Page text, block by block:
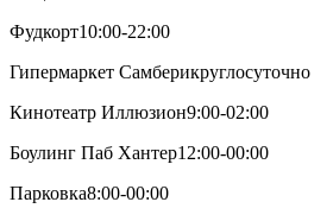
Фудкорт10:00-22:00
Гипермаркет Самберикруглосуточно
Кинотеатр Иллюзион9:00-02:00
Боулинг Паб Хантер12:00-00:00
Парковка8:00-00:00